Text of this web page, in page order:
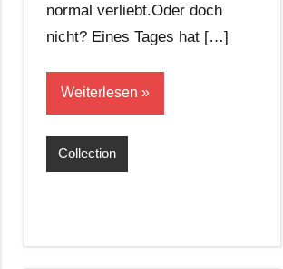
normal verliebt.Oder doch
nicht? Eines Tages hat […]
Weiterlesen
Collection